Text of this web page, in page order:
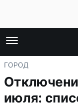
ГОРОД
июля: